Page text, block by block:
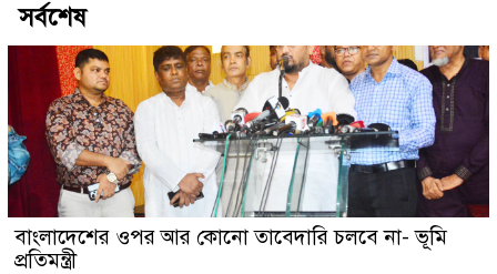
সর্বশেষ
বাংলাদেশের ওপর আর কোনো তাবেদারি চলবে না- ভূমি
প্রতিমন্ত্রী